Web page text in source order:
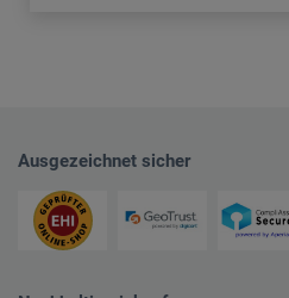
Ausgezeichnet sicher